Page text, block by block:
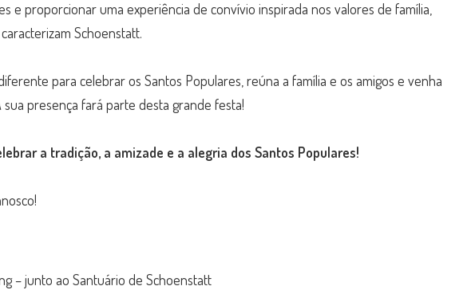
e proporcionar uma experiência de convívio inspirada nos valores de família,
Schoenstatt.
para celebrar os Santos Populares, reúna a família e os amigos e venha
sua presença fará parte desta grande festa!
a tradição, a amizade e a alegria dos Santos Populares!
– junto ao Santuário de Schoenstatt